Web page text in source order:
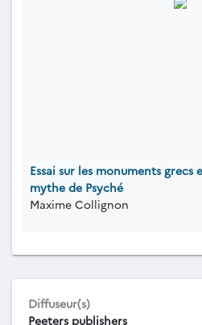
Essai sur les monuments
mythe de Psyché
Maxime Collignon
Diffuseur(s)
Peeters publishers